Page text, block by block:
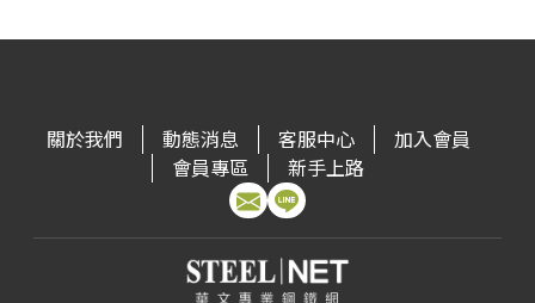
關於我們 動態消息 客服中心
加入會員
會員專區
新手上路